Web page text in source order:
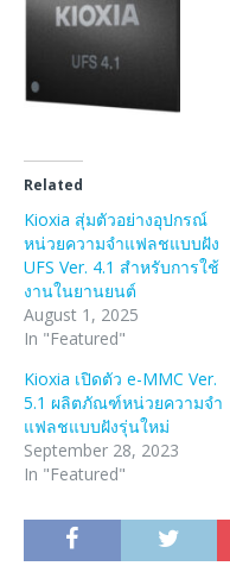
Related
Kioxia สุ่มตัวอย่างอุปกรณ์
หน่วยความจำแฟลชแบบฝัง
UFS Ver. 4.1 สำหรับการใช้
งานในยานยนต์
August 1, 2025
In "Featured"
Kioxia เปิดตัว e-MMC Ver.
5.1 ผลิตภัณฑ์หน่วยความจำ
แฟลชแบบฝังรุ่นใหม่
September 28, 2023
In "Featured"